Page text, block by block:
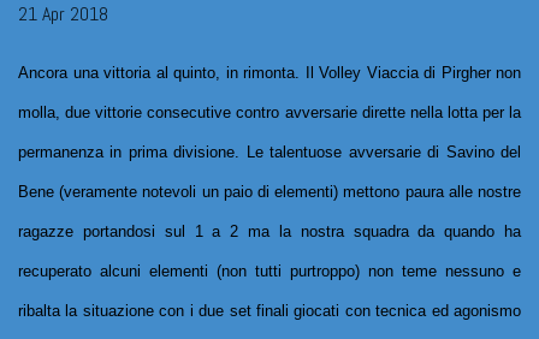
21 Apr 2018
Ancora una vittoria al quinto, in rimonta. Il Volley Viaccia di Pirgher non
molla, due vittorie consecutive contro avversarie dirette nella lotta per la
permanenza in prima divisione. Le talentuose avversarie di Savino del
Bene (veramente notevoli un paio di elementi) mettono paura alle nostre
ragazze portandosi sul 1 a 2 ma la nostra squadra da quando ha
recuperato alcuni elementi (non tutti purtroppo) non teme nessuno e
ribalta la situazione con i due set finali giocati con tecnica ed agonismo